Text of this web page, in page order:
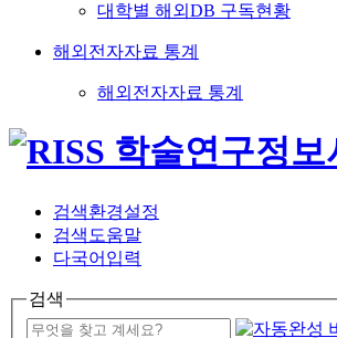
대학별 해외DB 구독현황
해외전자자료 통계
해외전자자료 통계
검색환경설정
검색도움말
다국어입력
검색